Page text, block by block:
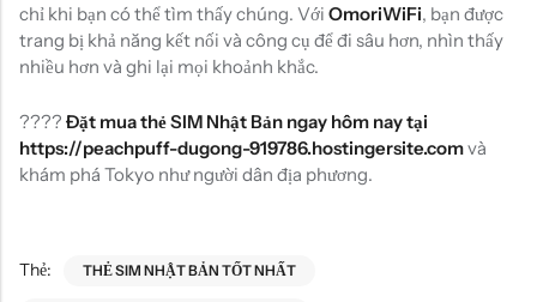
chỉ khi bạn có thể tìm thấy chúng. Với OmoriWiFi, bạn được
trang bị khả năng kết nối và công cụ để đi sâu hơn, nhìn thấy
nhiều hơn và ghi lại mọi khoảnh khắc.
???? Đặt mua thẻ SIM Nhật Bản ngay hôm nay tại
https://peachpuff-dugong-919786.hostingersite.comvà
khám phá Tokyo như người dân địa phương.
Thẻ: THẺ SIM NHẬT BẢN TỐT NHẤT